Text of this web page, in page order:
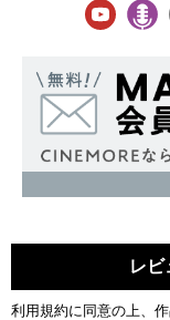
レ
利用規約に同意の上、